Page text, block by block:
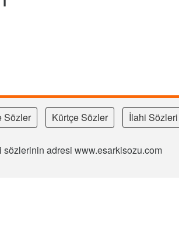
Sözler Kürtçe Sözler İlahi Sözleri
sözlerinin adresi www.esarkisozu.com